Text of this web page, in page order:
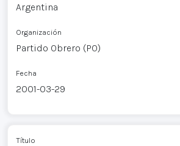
Argentina
Organización
Partido Obrero (PO)
Fecha
2001-03-29
Título